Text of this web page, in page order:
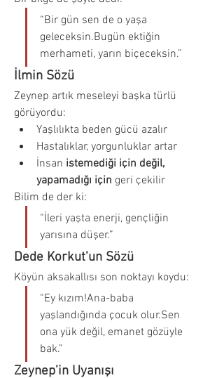
“Bir gün sen de o yaşa
geleceksin.Bugün ektiğin
merhameti, yarın biçeceksin.”
İlmin Sözü
Zeynep artık meseleyi başka türlü
görüyordu:
Yaşlılıkta beden gücü azalır
Hastalıklar, yorgunluklar artar
İnsan istemediği için değil,
yapamadığı için geri çekilir
Bilim de der ki:
“İleri yaşta enerji, gençliğin
yarısına düşer.”
Dede Korkut’un Sözü
Köyün aksakallısı son noktayı koydu:
“Ey kızım!Ana-baba
yaşlandığında çocuk olur.Sen
ona yük değil, emanet gözüyle
bak.”
Zeynep’in Uyanışı